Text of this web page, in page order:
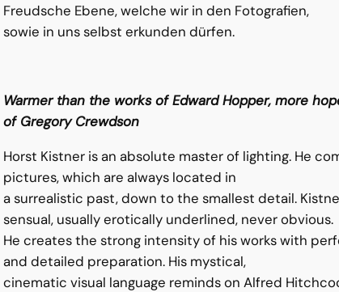
Freudsche Ebene, welche wir in den Fotografien,
sowie in uns selbst erkunden dürfen.
Warmer than the works of Edward Hopper, more
of Gregory Crewdson
Horst Kistner is an absolute master of lighting. He
pictures, which are always located in
a surrealistic past, down to the smallest detail.
sensual, usually erotically underlined, never obvious.
He creates the strong intensity of his works with
and detailed preparation. His mystical,
cinematic visual language reminds on Alfred